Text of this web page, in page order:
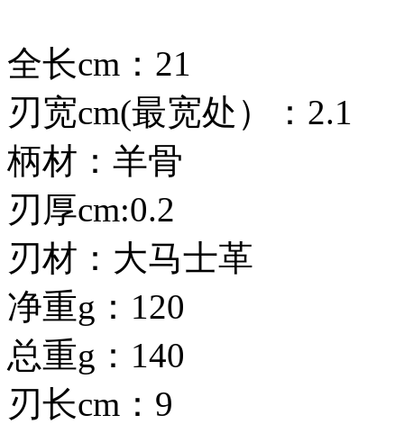
全长cm：21
刃宽cm(最宽处）：2.1
柄材：羊骨
刃厚cm:0.2
刃材：大马士革
净重g：120
总重g：140
刃长cm：9